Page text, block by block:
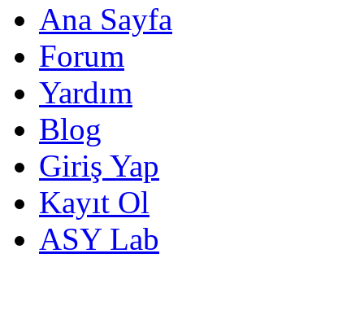
Ana Sayfa
Forum
Yardım
Blog
Giriş Yap
Kayıt Ol
ASY Lab